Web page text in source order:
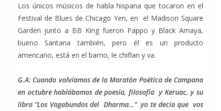
Los únicos músicos de habla hispana que tocaron en el
Festival de Blues de Chicago Yen, en el Madison Square
Garden junto a BB King fueron Pappo y Black Amaya,
bueno Santana también, pero él es un producto
americano, está en el barrio, le chiflan y va.
G.A: Cuando volvíamos de la Maratón Poética de Campana
en octubre hablábamos de poesía, filosofía y Keruac, y su
libro “Los Vagabundos del Dharma…” yo te decía que vos